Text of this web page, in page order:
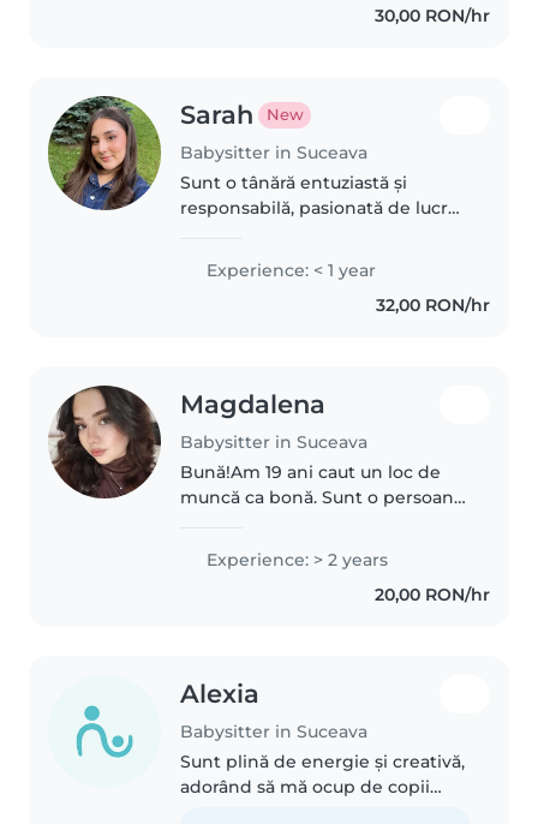
30,00 RON/hr
Sarah New
Babysitter in Suceava
Sunt o tânără entuziastă și
responsabilă, pasionată de lucru
îngrijirea și distracția celor mici,
de la preșcolari la adolescenți.
Vorbesc fluent atât română,..
Experience: < 1 year
32,00 RON/hr
Magdalena
Babysitter in Suceava
Bună!Am 19 ani caut un loc de
muncă ca bonă. Sunt o persoană
și atentă cu cei mici. Îmi place să
petrec timp cu copiii, să mă joc
cu ei, să îi supraveghez..
Experience: > 2 years
20,00 RON/hr
Alexia
Babysitter in Suceava
Sunt plină de energie și creativă,
adorând să mă ocup de copii